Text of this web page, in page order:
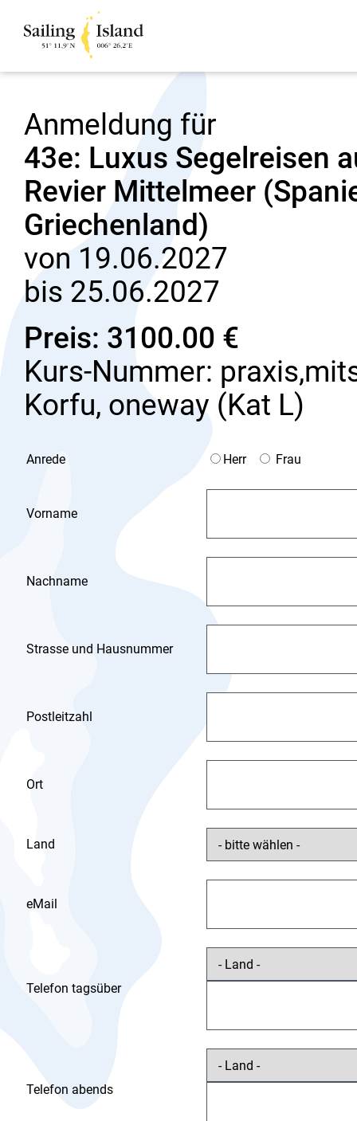
Anmeldung für
43e: Luxus Segelreisen
Revier Mittelmeer
Griechenland)
von 19.06.2027
bis 25.06.2027
Preis: 3100.00 €
Kurs-Nummer:
Korfu, oneway (Kat L)
Anrede Herr Frau
Vorname
Nachname
Strasse und Hausnummer
Postleitzahl
Ort
Land
eMail
Telefon tagsüber
Telefon abends